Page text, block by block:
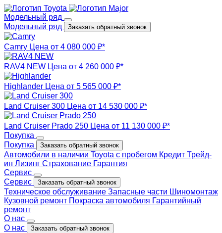
Модельный ряд
Модельный ряд
Заказать обратный звонок
Camry Цена от 4 080 000 ₽*
RAV4 NEW Цена от 4 260 000 ₽*
Highlander Цена от 5 565 000 ₽*
Land Cruiser 300 Цена от 14 530 000 ₽*
Land Cruiser Prado 250 Цена от 11 130 000 ₽*
Покупка
Покупка
Заказать обратный звонок
Автомобили в наличии Toyota с пробегом Кредит Трейд-
ин Лизинг Страхование Гарантия
Сервис
Сервис
Заказать обратный звонок
Техническое обслуживание Запасные части Шиномонтаж
Кузовной ремонт Покраска автомобиля Гарантийный
ремонт
О нас
О нас
Заказать обратный звонок